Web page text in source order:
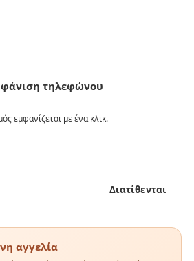
τηλεφώνου
εμφανίζεται με ένα κλικ.
Διατίθενται
αγγελία